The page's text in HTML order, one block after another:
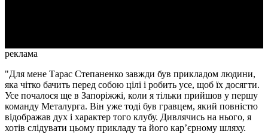
реклама
"Для мене Тарас Степаненко завжди був прикладом людини,
яка чітко бачить перед собою цілі і робить усе, щоб їх досягти.
Усе почалося ще в Запоріжжі, коли я тільки прийшов у першу
команду Металурга. Він уже тоді був гравцем, який повністю
відображав дух і характер того клубу. Дивлячись на нього, я
хотів слідувати цьому прикладу та його карʼєрному шляху.